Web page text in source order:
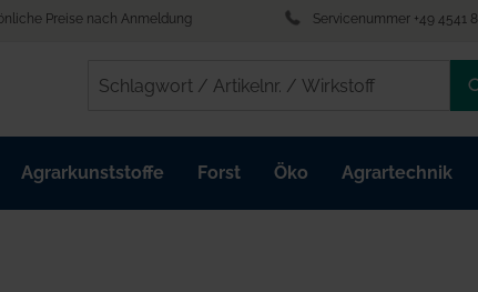
Preise nach Anmeldung Servicenummer +49 4541
Agrarkunststoffe Forst Öko Agrartechnik